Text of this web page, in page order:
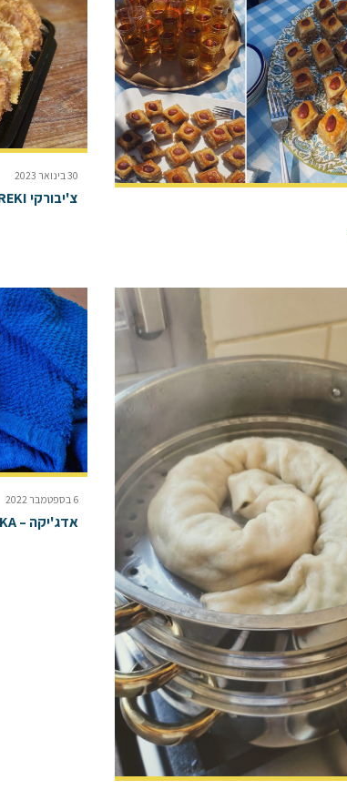
30 בינואר 2023
צ'יבורקי CHIBUREKI
6 בספטמבר 2022
אדג'יקה – ADJIKA